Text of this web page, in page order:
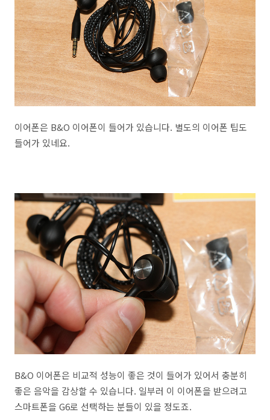
이어폰은 B&O 이어폰이 들어가 있습니다. 별도의 이어폰 팁도
들어가 있네요.
B&O 이어폰은 비교적 성능이 좋은 것이 들어가 있어서 충분히
좋은 음악을 감상할 수 있습니다. 일부러 이 이어폰을 받으려고
스마트폰을 G6로 선택하는 분들이 있을 정도죠.